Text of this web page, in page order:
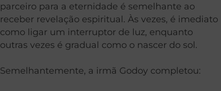
parceiro para a eternidade é semelhante ao
receber revelação espiritual. Às vezes, é imediato
como ligar um interruptor de luz, enquanto
outras vezes é gradual como o nascer do sol.
Semelhantemente, a irmã Godoy completou: